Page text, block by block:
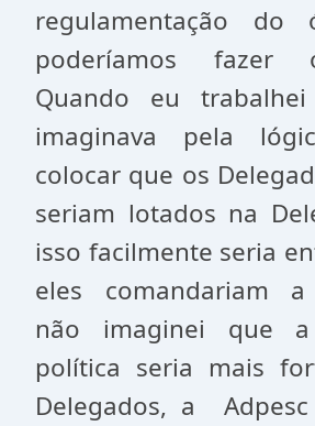
regulamentação do
poderíamos fazer
Quando eu
imaginava pela
colocar que os
seriam lotados na
isso facilmente seria
eles comandariam
não imaginei que a
política seria mais
Delegados, a